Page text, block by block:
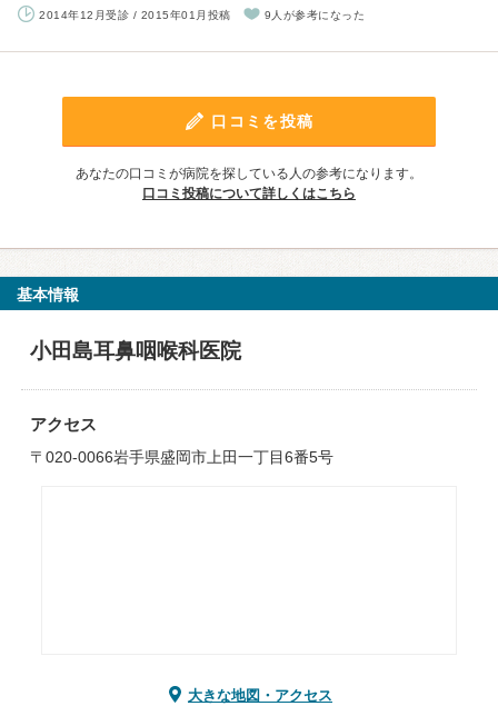
2014年12月受診 / 2015年01月投稿 9人が参考になった
口コミを投稿
あなたの口コミが病院を探している人の参考になります。
口コミ投稿について詳しくはこちら
基本情報
小田島耳鼻咽喉科医院
アクセス
〒020-0066岩手県盛岡市上田一丁目6番5号
大きな地図・アクセス